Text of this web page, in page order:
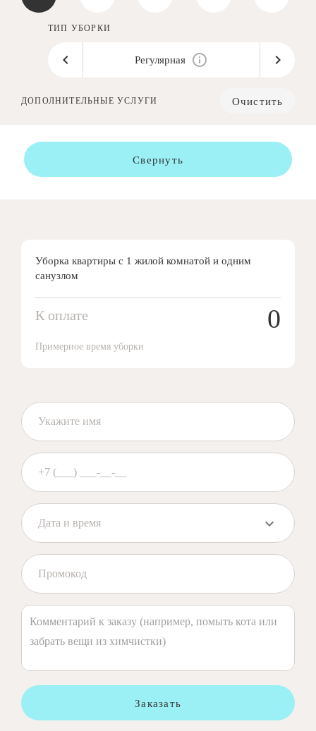
ТИП УБОРКИ
Регулярная
ДОПОЛНИТЕЛЬНЫЕ УСЛУГИ Очистить
Свернуть
Уборка квартиры с 1 жилой комнатой и одним
санузлом
К оплате 0
Примерное время уборки
Заказать